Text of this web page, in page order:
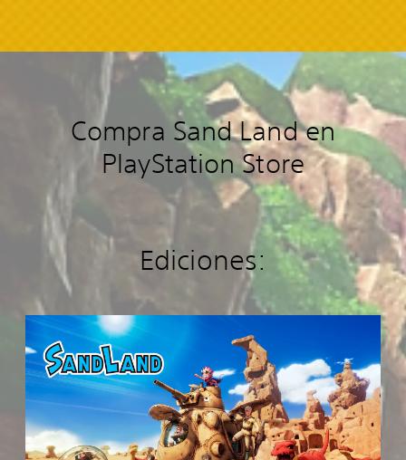
Compra Sand Land en
PlayStation Store
Ediciones:
E
d
i
c
i
ó
n